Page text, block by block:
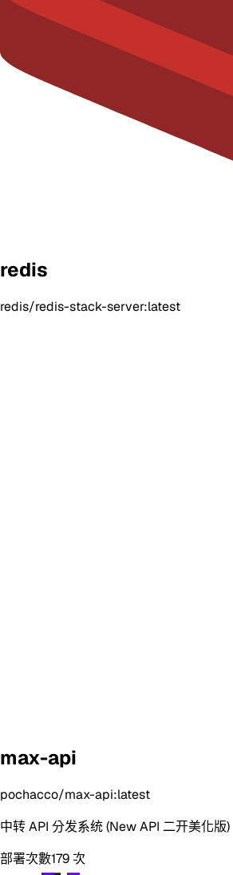
redis
redis/redis-stack-server:latest
max-api
pochacco/max-api:latest
中转 API 分发系统 (New API 二开美化版)
部署次數179次